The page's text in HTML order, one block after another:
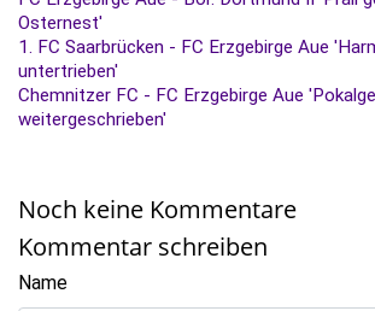
Osternest'
1. FC Saarbrücken - FC Erzgebirge Aue
untertrieben'
Chemnitzer FC - FC Erzgebirge Aue
weitergeschrieben'
Noch keine Kommentare
Kommentar schreiben
Name